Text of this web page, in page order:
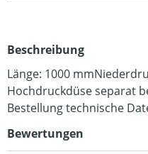
Beschreibung
Länge: 1000
Hochdruckdüse separat
Bestellung technische
Bewertungen